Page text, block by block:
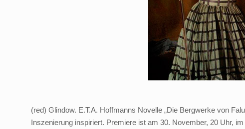
(red) Glindow. E.T.A. Hoffmanns Novelle „Die Bergwerke von
Inszenierung inspiriert. Premiere ist am 30. November, 20 Uhr,